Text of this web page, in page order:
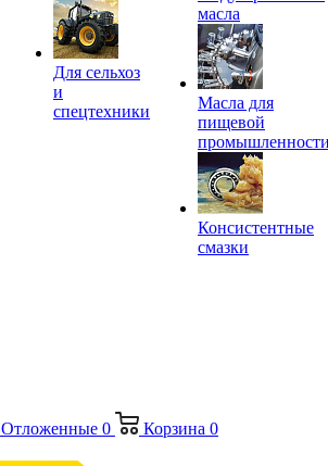
Для сельхоз
и
спецтехники
масла
Масла для
пищевой
Консистентные
смазки
Отложенные 0 Корзина 0